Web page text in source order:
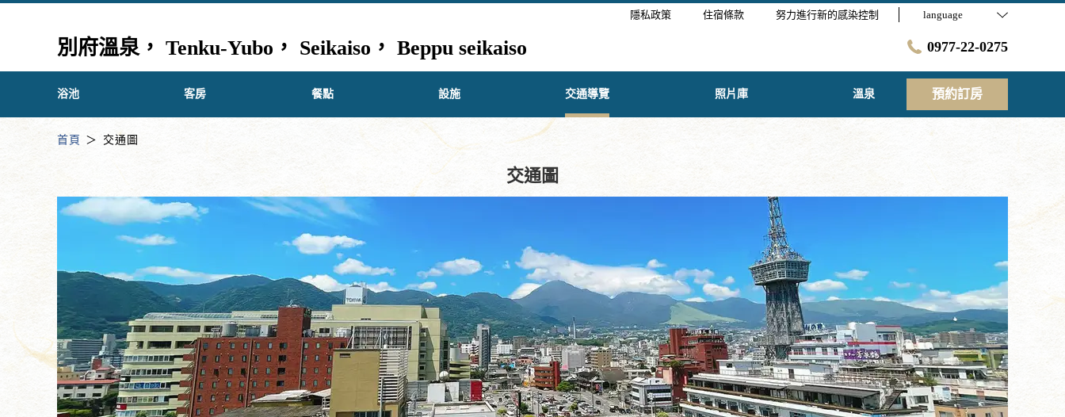
隱私政策 住宿條款 努力進行新的感染控制 language
別府溫泉， Tenku-Yubo， Seikaiso， Beppu seikaiso 0977-22-0275
浴池 客房 餐點 設施 交通導覽 照片庫 溫泉 預約訂房
首頁 交通圖
交通圖